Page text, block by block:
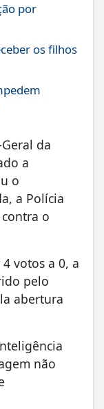
por
os filhos
da
a
o
a Polícia
o
votos a 0, a
pelo
abertura
não